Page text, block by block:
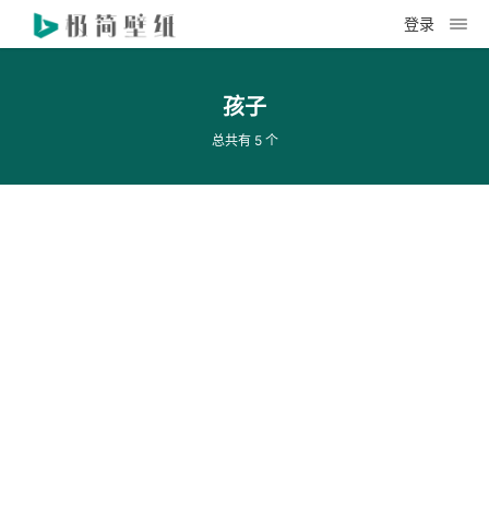
登录
孩子
总共有 5 个